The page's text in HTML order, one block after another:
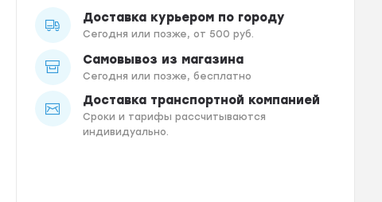
Доставка курьером по городу
Сегодня или позже, от 500 руб.
Самовывоз из магазина
Сегодня или позже, бесплатно
Доставка транспортной компанией
Сроки и тарифы рассчитываются
индивидуально.